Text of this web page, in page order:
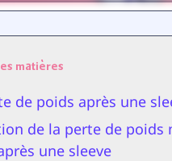
matières
de poids après une
de la perte de poids
une sleeve